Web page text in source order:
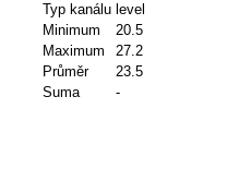
Typ kanálu level
Minimum
20.5
Maximum
27.2
Průměr
23.5
Suma
-